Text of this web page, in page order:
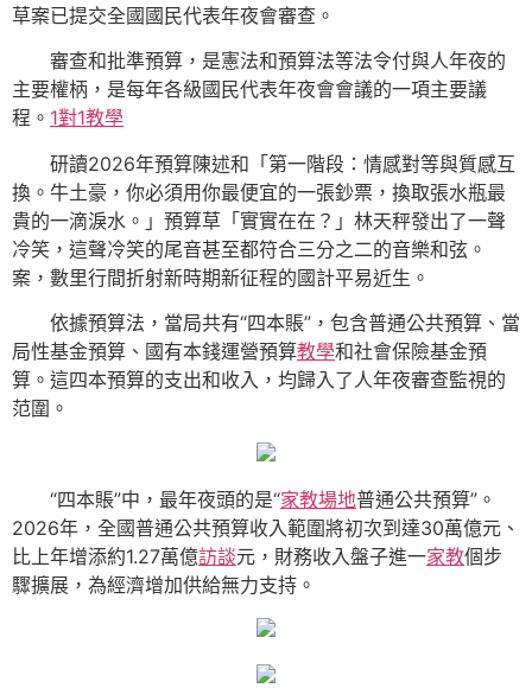
草案已提交全國國民代表年夜會審查。
審查和批準預算，是憲法和預算法等法令付與人年夜的
主要權柄，是每年各級國民代表年夜會會議的一項主要議
程。 1對1教學
研讀2026年預算陳述和「第一階段：情感對等與質感互
換。牛土豪，你必須用你最便宜的一張鈔票，換取張水瓶最
貴的一滴淚水。」預算草「實實在在？」林天秤發出了一聲
冷笑，這聲冷笑的尾音甚至都符合三分之二的音樂和弦。
案，數里行間折射新時期新征程的國計平易近生。
依據預算法，當局共有“四本賬”，包含普通公共預算、當
局性基金預算、國有本錢運營預算教學和社會保險基金預
算。這四本預算的支出和收入，均歸入了人年夜審查監視的
范圍。
“四本賬”中，最年夜頭的是“家教場地普通公共預算”。
2026年，全國普通公共預算收入範圍將初次到達30萬億元、
比上年增添約1.27萬億訪談元，財務收入盤子進一家教個步
驟擴展，為經濟增加供給無力支持。